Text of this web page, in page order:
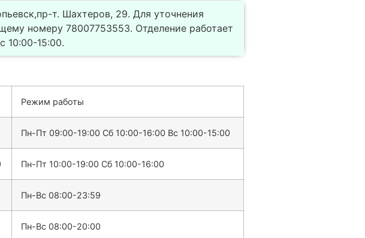
т. Шахтеров, 29. Для уточнения
номеру 78007753553. Отделение работает
10:00-15:00.
Режим работы
Пн-Пт 09:00-19:00 Сб 10:00-16:00 Вс 10:00-15:00
Пн-Пт 10:00-19:00 Сб 10:00-16:00
Пн-Вс 08:00-23:59
Пн-Вс 08:00-20:00